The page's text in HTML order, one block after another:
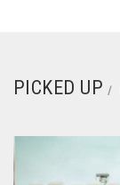
PICKED UP